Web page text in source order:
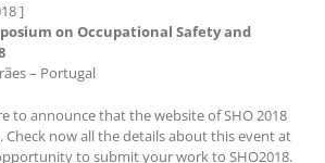
]
on Occupational Safety and
– Portugal
to announce that the website of SHO 2018
Check now all the details about this event at
to submit your work to SHO2018.